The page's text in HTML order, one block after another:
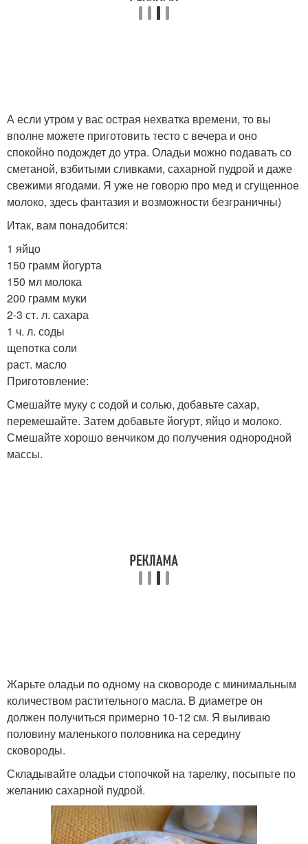
А если утром у вас острая нехватка времени, то вы
вполне можете приготовить тесто с вечера и оно
спокойно подождет до утра. Оладьи можно подавать со
сметаной, взбитыми сливками, сахарной пудрой и даже
свежими ягодами. Я уже не говорю про мед и сгущенное
молоко, здесь фантазия и возможности безграничны)
Итак, вам понадобится:
1 яйцо
150 грамм йогурта
150 мл молока
200 грамм муки
2-3 ст. л. сахара
1 ч. л. соды
щепотка соли
раст. масло
Приготовление:
Смешайте муку с содой и солью, добавьте сахар,
перемешайте. Затем добавьте йогурт, яйцо и молоко.
Смешайте хорошо венчиком до получения однородной
массы.
Жарьте оладьи по одному на сковороде с минимальным
количеством растительного масла. В диаметре он
должен получиться примерно 10-12 см. Я выливаю
половину маленького половника на середину
сковороды.
Складывайте оладьи стопочкой на тарелку, посыпьте по
желанию сахарной пудрой.